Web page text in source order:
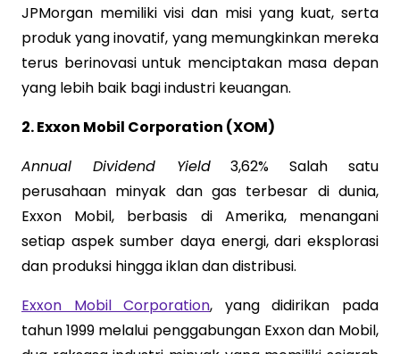
JPMorgan memiliki visi dan misi yang kuat, serta
produk yang inovatif, yang memungkinkan mereka
terus berinovasi untuk menciptakan masa depan
yang lebih baik bagi industri keuangan.
2. Exxon Mobil Corporation (XOM)
Annual Dividend Yield3,62% Salah satu
perusahaan minyak dan gas terbesar di dunia,
Exxon Mobil, berbasis di Amerika, menangani
setiap aspek sumber daya energi, dari eksplorasi
dan produksi hingga iklan dan distribusi.
Exxon Mobil Corporation, yang didirikan pada
tahun 1999 melalui penggabungan Exxon dan Mobil,